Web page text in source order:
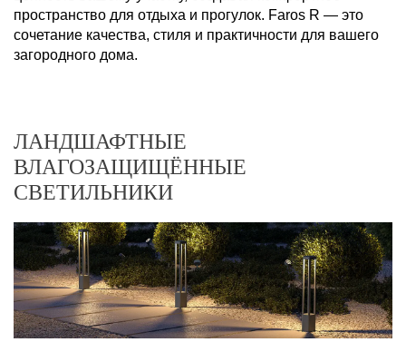
пространство для отдыха и прогулок. Faros R — это
сочетание качества, стиля и практичности для вашего
загородного дома.
ЛАНДШАФТНЫЕ
ВЛАГОЗАЩИЩЁННЫЕ
СВЕТИЛЬНИКИ